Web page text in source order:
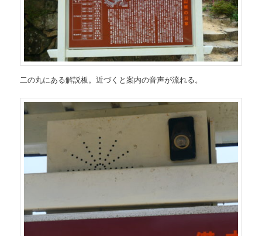
二の丸にある解説板。近づくと案内の音声が流れる。